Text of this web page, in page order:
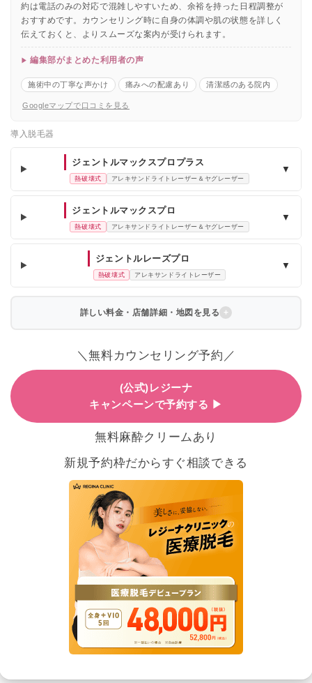
約は電話のみの対応で混雑しやすいため、余裕を持った日程調整が
おすすめです。カウンセリング時に自身の体調や肌の状態を詳しく
伝えておくと、よりスムーズな案内が受けられます。
編集部がまとめた利用者の声
施術中の丁寧な声かけ 痛みへの配慮あり 清潔感のある院内
Googleマップで口コミを見る
導入脱毛器
ジェントルマックスプロプラス
熱破壊式 アレキサンドライトレーザー＆ヤグレーザー
▼
ジェントルマックスプロ
熱破壊式 アレキサンドライトレーザー＆ヤグレーザー
▼
ジェントルレーズプロ
熱破壊式 アレキサンドライトレーザー
▼
詳しい料金・店舗詳細・地図を見る
＼無料カウンセリング予約／
(公式)レジーナ
キャンペーンで予約する ▶
無料麻酔クリームあり
新規予約枠だからすぐ相談できる